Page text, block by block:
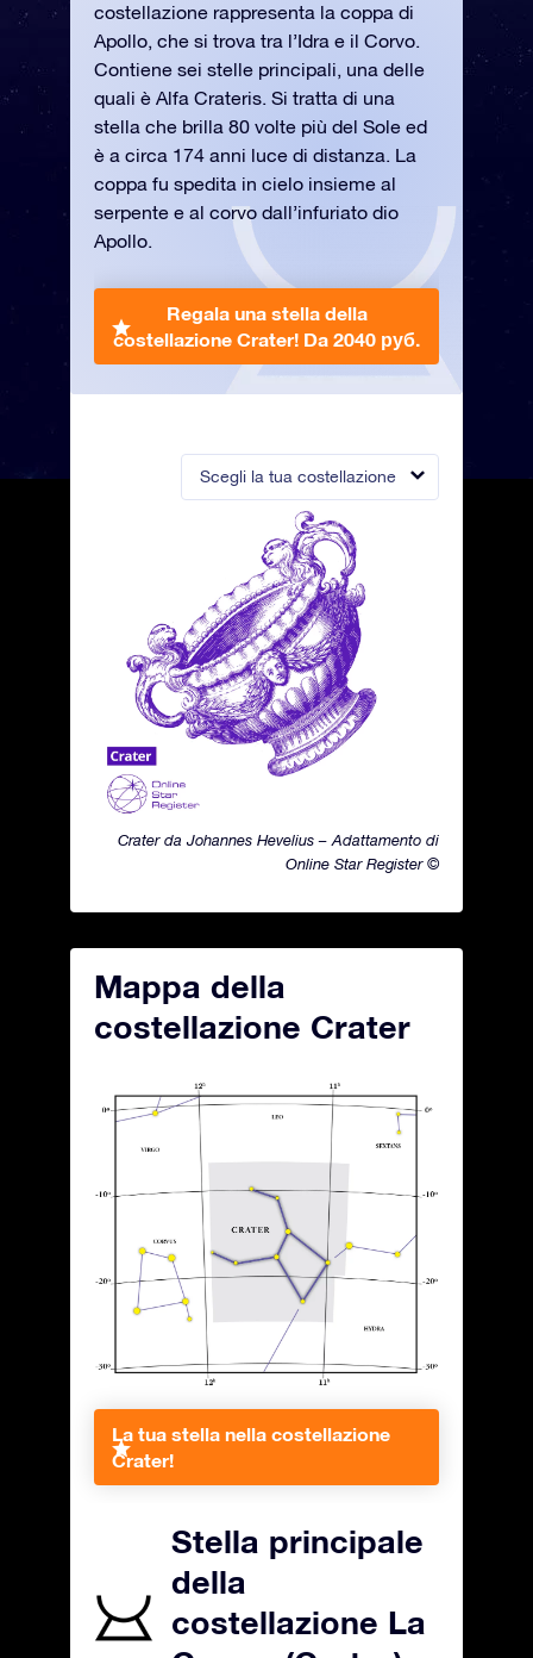
Scegli la tua costellazione
Crater da Johannes Hevelius – Adattamento di
Online Star Register ©
costellazione rappresenta la coppa di
Apollo, che si trova tra l’Idra e il Corvo.
Contiene sei stelle principali, una delle
quali è Alfa Crateris. Si tratta di una
stella che brilla 80 volte più del Sole ed
è a circa 174 anni luce di distanza. La
coppa fu spedita in cielo insieme al
serpente e al corvo dall’infuriato dio
Apollo.
Regala una stella della
costellazione Crater! Da 2040 руб.
Mappa della
costellazione Crater
La tua stella nella costellazione
Crater!
Stella principale
della
costellazione La